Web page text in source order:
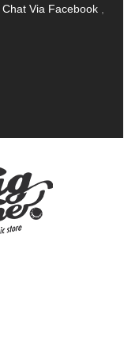
Chat Via Facebook